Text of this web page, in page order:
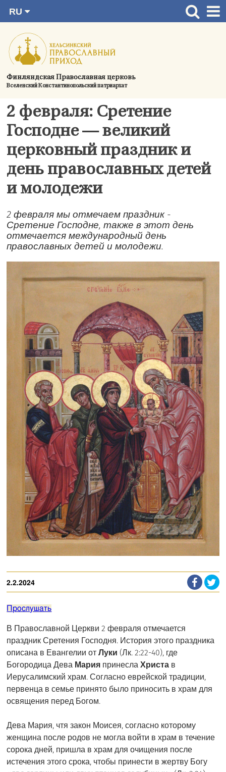
содержимому
Финляндская Православная церковь
Вселенский Константинопольский патриархат
RU
SV
EN
UA
Главная страница
Актуальное
Україна
О приходе
Контактная информация
2 февраля: Сретение
Господне — великий
церковный праздник и
день православных детей
и молодежи
2 февраля мы отмечаем праздник -
Сретение Господне, также в этот день
отмечается международный день
православных детей и молодежи.
2.2.2024
Прослушать
В Православной Церкви 2 февраля отмечается
праздник Сретения Господня. История этого праздника
описана в Евангелии отЛуки (Лк. 2:22-40), где
Богородица Дева Мария принеслаХриста в
Иерусалимский храм. Согласно еврейской традиции,
первенца в семье принято было приносить в храм для
освящения перед Богом.
Дева Мария, чтя закон Моисея, согласно которому
женщина после родов не могла войти в храм в течение
сорока дней, пришла в храм для очищения после
истечения этого срока, чтобы принести в жертву Богу